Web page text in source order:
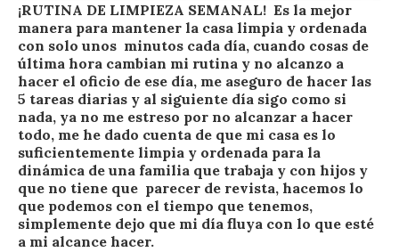
¡RUTINA DE LIMPIEZA SEMANAL! Es la mejor
manera para mantener la casa limpia y ordenada
con solo unos minutos cada día, cuando cosas de
última hora cambian mi rutina y no alcanzo a
hacer el oficio de ese día, me aseguro de hacer las
5 tareas diarias y al siguiente día sigo como si
nada, ya no me estreso por no alcanzar a hacer
todo, me he dado cuenta de que mi casa es lo
suficientemente limpia y ordenada para la
dinámica de una familia que trabaja y con hijos y
que no tiene que parecer de revista, hacemos lo
que podemos con el tiempo que tenemos,
simplemente dejo que mi día fluya con lo que esté
a mi alcance hacer.